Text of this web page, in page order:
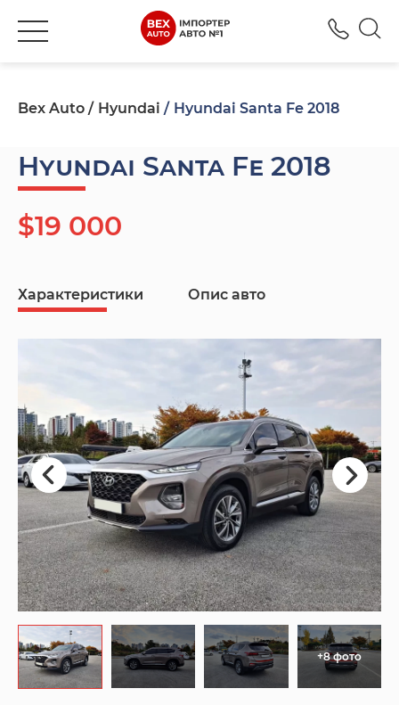
Bex Auto Hyundai Hyundai Santa Fe 2018
Hyundai Santa Fe 2018
$19 000
Характеристики Опис авто
+8 фото